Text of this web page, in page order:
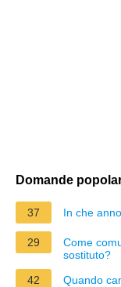
Domande
37 In che
29
Come
sostituto?
42
Quando